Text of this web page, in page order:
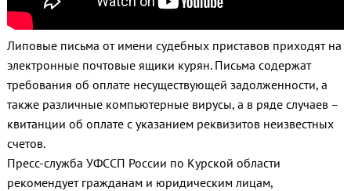
Липовые письма от имени судебных приставов приходят на
электронные почтовые ящики курян. Письма содержат
требования об оплате несуществующей задолженности, а
также различные компьютерные вирусы, а в ряде случаев –
квитанции об оплате с указанием реквизитов неизвестных
счетов.
Пресс-служба УФССП России по Курской области
рекомендует гражданам и юридическим лицам,